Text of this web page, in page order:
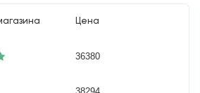
Цена
36380